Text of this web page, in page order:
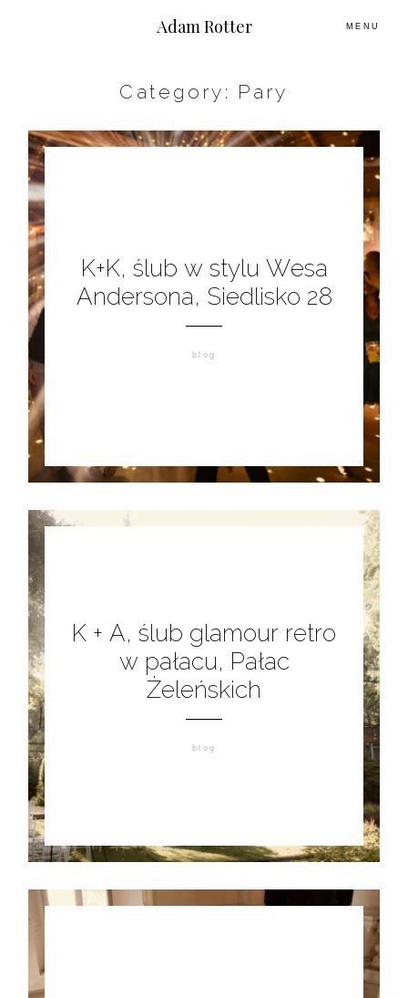
Adam Rotter MENU
Category: Pary
K+K, ślub w stylu Wesa
Andersona, Siedlisko 28
blog
K + A, ślub glamour retro
w pałacu, Pałac
Żeleńskich
blog
KONTAKT